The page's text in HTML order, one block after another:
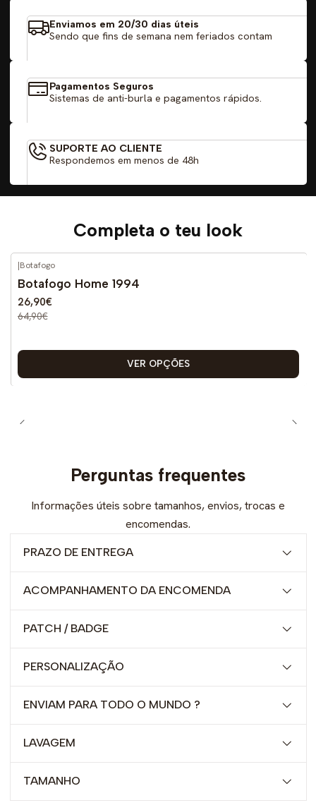
Enviamos em 20/30 dias úteis
Sendo que fins de semana nem feriados contam
Pagamentos Seguros
Sistemas de anti-burla e pagamentos rápidos.
SUPORTE AO CLIENTE
Respondemos em menos de 48h
Completa o teu look
-59%
|Botafogo
Botafogo Home 1994
26,90€
64,90€
VER OPÇÕES
Perguntas frequentes
Informações úteis sobre tamanhos, envios, trocas e
encomendas.
PRAZO DE ENTREGA
ACOMPANHAMENTO DA ENCOMENDA
PATCH / BADGE
PERSONALIZAÇÃO
ENVIAM PARA TODO O MUNDO ?
LAVAGEM
TAMANHO